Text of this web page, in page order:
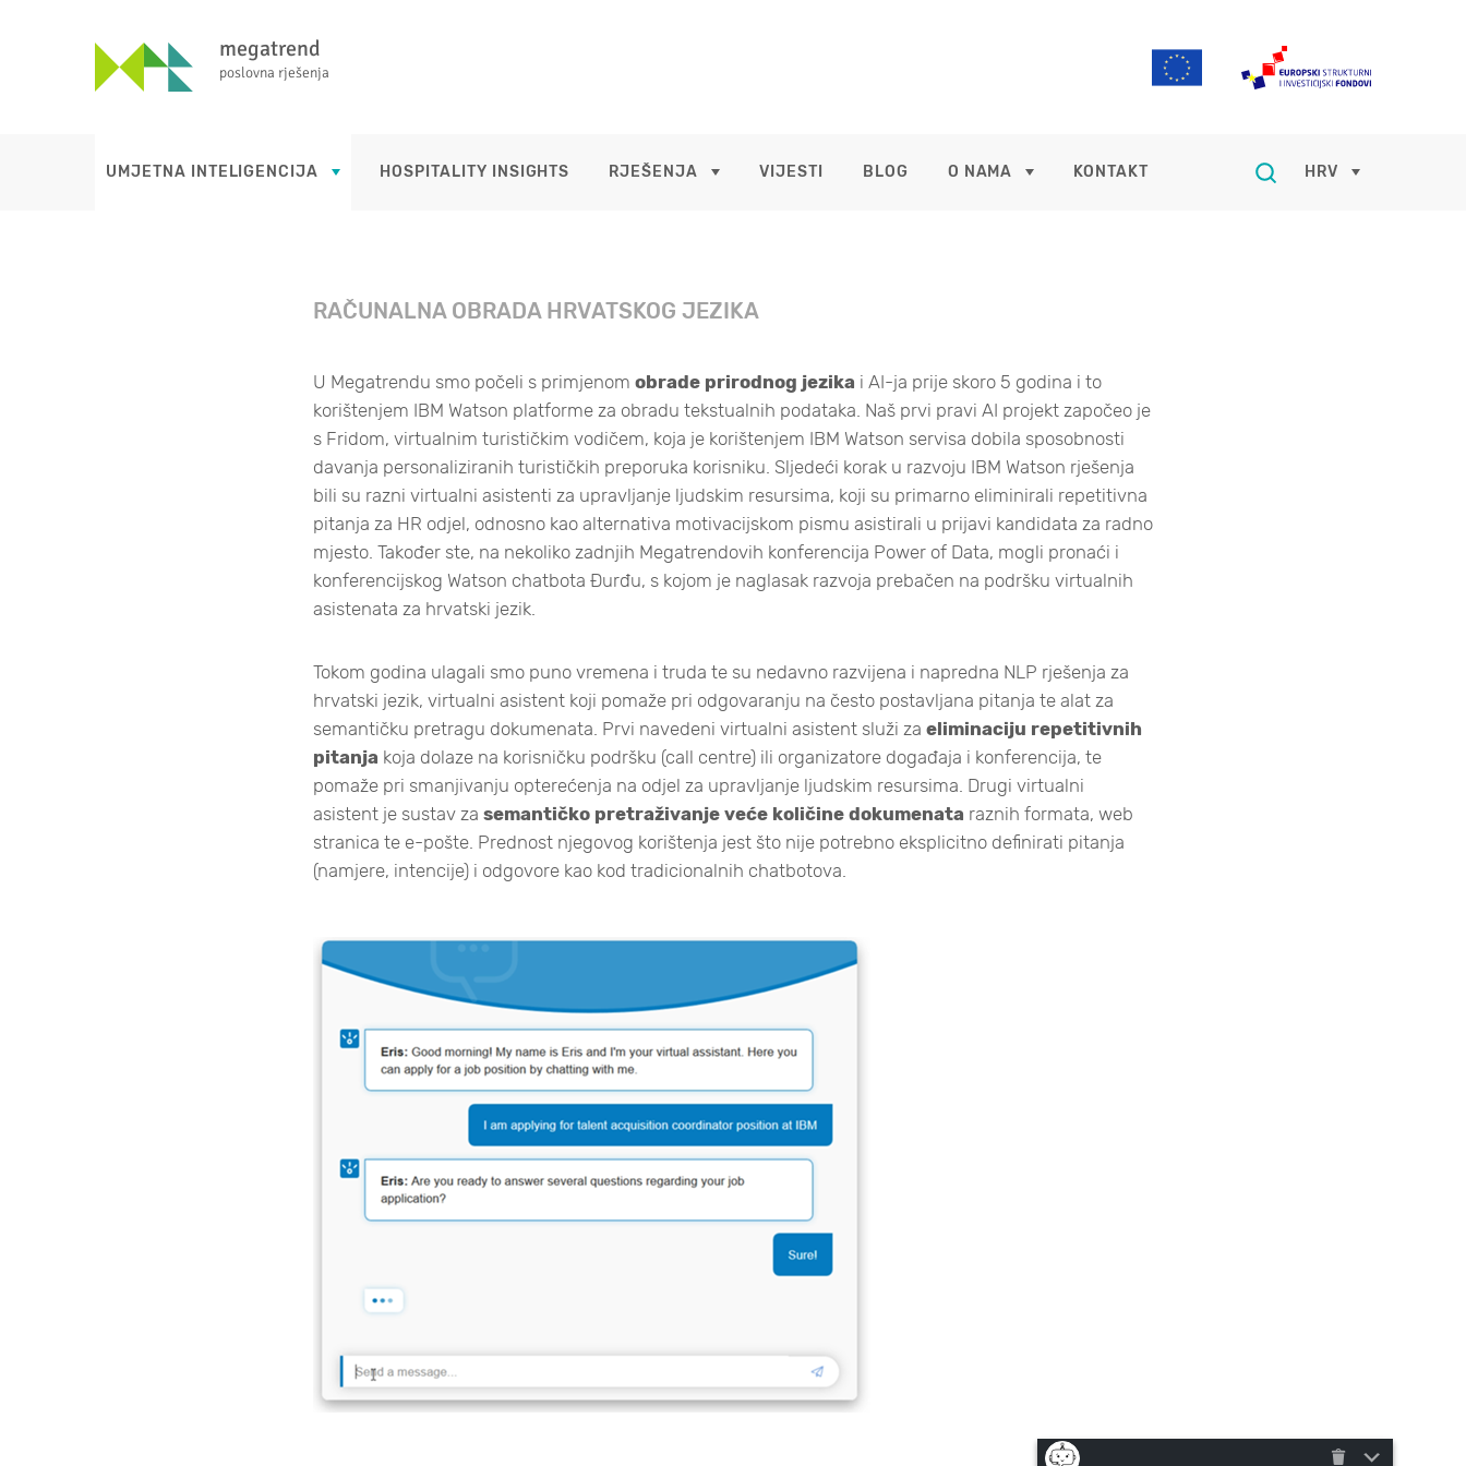
megatrend
poslovna rješenja
UMJETNA INTELIGENCIJA HOSPITALITY INSIGHTS RJEŠENJA VIJESTI BLOG O NAMA KONTAKT HRV
RAČUNALNA OBRADA HRVATSKOG JEZIKA
U Megatrendu smo počeli s primjenom obrade prirodnog jezika i AI-ja prije skoro 5 godina i to
korištenjem IBM Watson platforme za obradu tekstualnih podataka. Naš prvi pravi AI projekt započeo je
s Fridom, virtualnim turističkim vodičem, koja je korištenjem IBM Watson servisa dobila sposobnosti
davanja personaliziranih turističkih preporuka korisniku. Sljedeći korak u razvoju IBM Watson rješenja
bili su razni virtualni asistenti za upravljanje ljudskim resursima, koji su primarno eliminirali repetitivna
pitanja za HR odjel, odnosno kao alternativa motivacijskom pismu asistirali u prijavi kandidata za radno
mjesto. Također ste, na nekoliko zadnjih Megatrendovih konferencija Power of Data, mogli pronaći i
konferencijskog Watson chatbota Đurđu, s kojom je naglasak razvoja prebačen na podršku virtualnih
asistenata za hrvatski jezik.
Tokom godina ulagali smo puno vremena i truda te su nedavno razvijena i napredna NLP rješenja za
hrvatski jezik, virtualni asistent koji pomaže pri odgovaranju na često postavljana pitanja te alat za
semantičku pretragu dokumenata. Prvi navedeni virtualni asistent služi za eliminaciju repetitivnih
pitanja koja dolaze na korisničku podršku (call centre) ili organizatore događaja i konferencija, te
pomaže pri smanjivanju opterećenja na odjel za upravljanje ljudskim resursima. Drugi virtualni
asistent je sustav za semantičko pretraživanje veće količine dokumenata raznih formata, web
stranica te e-pošte. Prednost njegovog korištenja jest što nije potrebno eksplicitno definirati pitanja
(namjere, intencije) i odgovore kao kod tradicionalnih chatbotova.